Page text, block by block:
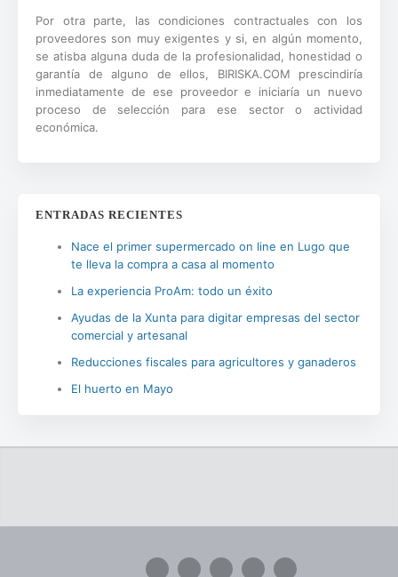
Por otra parte, las condiciones contractuales con los
proveedores son muy exigentes y si, en algún momento,
se atisba alguna duda de la profesionalidad, honestidad o
garantía de alguno de ellos, BIRISKA.COM prescindiría
inmediatamente de ese proveedor e iniciaría un nuevo
proceso de selección para ese sector o actividad
económica.
ENTRADAS RECIENTES
Nace el primer supermercado on line en Lugo que
te lleva la compra a casa al momento
La experiencia ProAm: todo un éxito
Ayudas de la Xunta para digitar empresas del sector
comercial y artesanal
Reducciones fiscales para agricultores y ganaderos
El huerto en Mayo